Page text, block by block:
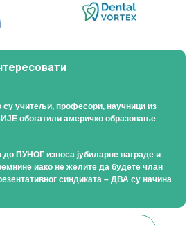
су учитељи, професори, научници из
обогатили америчко образовање
до ПУНОГ износа јубиларне награде и
иако не желите да будете члан
синдиката – ДВА су начина